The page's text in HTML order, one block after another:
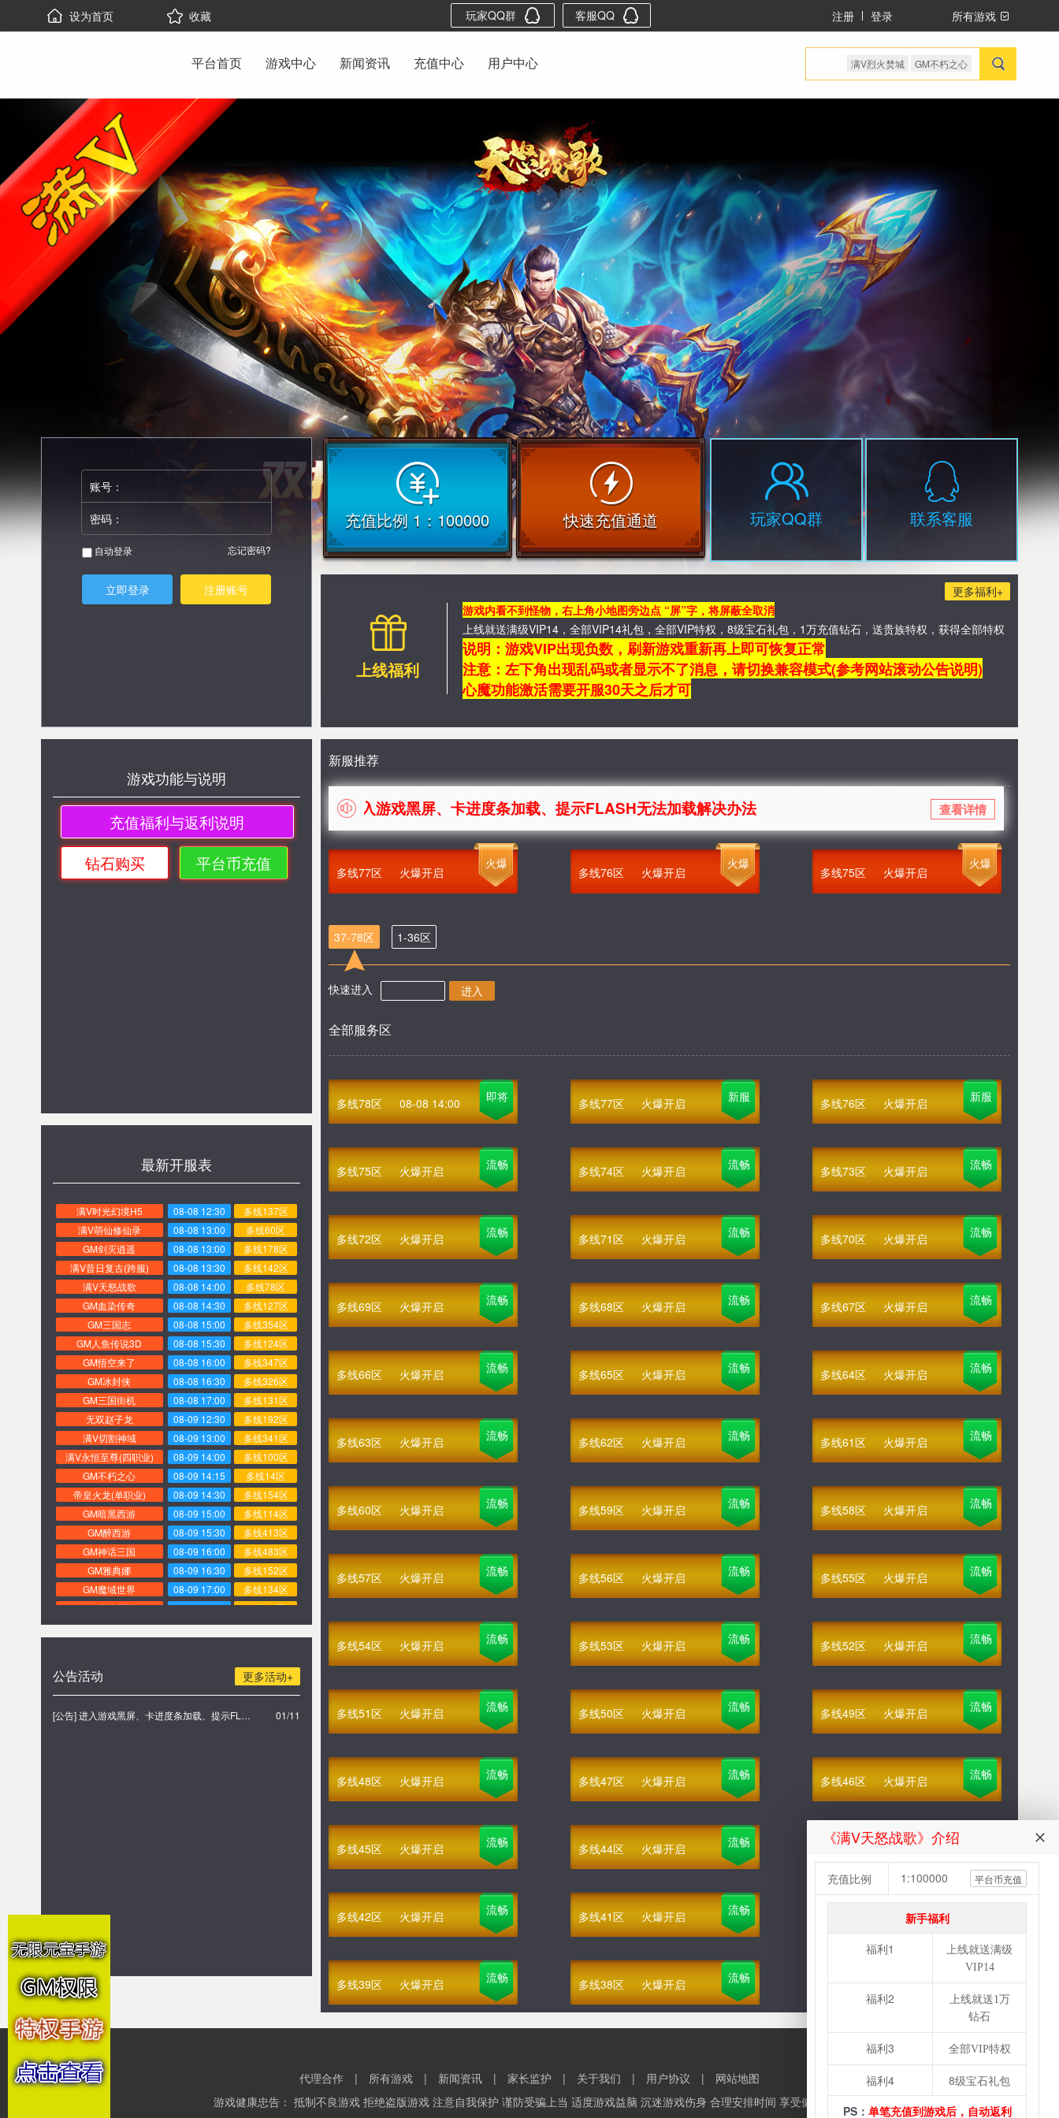
设为首页 收藏 玩家QQ群 客服QQ 所有游戏
注册 登录
平台首页 游戏中心 新闻资讯 充值中心 用户中心 满V烈火焚城 GM不朽之心
账号：
密码：
自动登录 忘记密码?
立即登录 注册账号
游戏功能与说明
充值福利与返利说明
钻石购买
平台币充值
最新开服表
满V时光幻境H5 08-08 12:30
多线137区
满V萌仙修仙录
08-08 13:00
多线60区
GM剑灭逍遥
08-08 13:00
多线178区
满V昔日复古(跨服)
08-08 13:30
多线142区
满V天怒战歌
08-08 14:00
多线78区
GM血染传奇
08-08 14:30
多线127区
GM三国志
08-08 15:00
多线354区
GM人鱼传说3D
08-08 15:30
多线124区
GM悟空来了
08-08 16:00
多线347区
GM冰封侠
08-08 16:30
多线326区
GM三国街机
08-08 17:00
多线131区
无双赵子龙
08-09 12:30
多线192区
满V切割神域
08-09 13:00
多线341区
满V永恒至尊(四职业)
08-09 14:00
多线100区
GM不朽之心
08-09 14:15
多线14区
帝皇火龙(单职业)
08-09 14:30
多线154区
GM暗黑西游
08-09 15:00
多线114区
GM醉西游
08-09 15:30
多线413区
GM神话三国
08-09 16:00
多线483区
GM雅典娜
08-09 16:30
多线152区
GM魔域世界
08-09 17:00
多线134区
GM赤焰无双
08-07 20:00
多线99区
GM秦美人
08-07 17:00
多线404区
多线343区
GM梦幻Q仙
多线127区
GM九阴九阳
08-07 15:00
多线672区
满V萌仙修仙录>> 点击进入游戏
满V永恒至尊(四职业)
更多活动+
公告活动
[公告] 进入游戏黑屏、卡进度条加载、提示FLASH无法加载解决办法 01/11
充值比例 1：100000 快速充值通道 玩家QQ群 联系客服
更多福利+
上线福利
游戏内看不到怪物，右上角小地图旁边点 “屏”字，将屏蔽全取消
上线就送满级VIP14，全部VIP14礼包，全部VIP特权，8级宝石礼包，1万充值钻石，送贵族特权，获得全部特权
说明：游戏VIP出现负数，刷新游戏重新再上即可恢复正常
注意：左下角出现乱码或者显示不了消息，请切换兼容模式(参考网站滚动公告说明)
心魔功能激活需要开服30天之后才可
新服推荐
进入游戏黑屏、卡进度条加载、提示FLASH无法加载解决办法 查看详情
多线77区 火爆开启
火爆
多线76区 火爆开启
火爆
多线75区 火爆开启
火爆
37-78区 1-36区
快速进入 进入
全部服务区
多线78区 08-08 14:00 即将 多线77区 火爆开启 新服 多线76区 火爆开启 新服
多线75区 火爆开启 流畅 多线74区 火爆开启 流畅 多线73区 火爆开启 流畅
多线72区 火爆开启 流畅 多线71区 火爆开启 流畅 多线70区 火爆开启 流畅
多线69区 火爆开启 流畅 多线68区 火爆开启 流畅 多线67区 火爆开启 流畅
多线66区 火爆开启 流畅 多线65区 火爆开启 流畅 多线64区 火爆开启 流畅
多线63区 火爆开启 流畅 多线62区 火爆开启 流畅 多线61区 火爆开启 流畅
多线60区 火爆开启 流畅 多线59区 火爆开启 流畅 多线58区 火爆开启 流畅
多线57区 火爆开启 流畅 多线56区 火爆开启 流畅 多线55区 火爆开启 流畅
多线54区 火爆开启 流畅 多线53区 火爆开启 流畅 多线52区 火爆开启 流畅
多线51区 火爆开启 流畅 多线50区 火爆开启 流畅 多线49区 火爆开启 流畅
多线48区 火爆开启 流畅 多线47区 火爆开启 流畅 多线46区 火爆开启 流畅
多线45区 火爆开启 流畅 多线44区 火爆开启 流畅 多线43区 火爆开启
多线42区 火爆开启 流畅 多线41区 火爆开启 流畅 火爆开启
多线39区 火爆开启 流畅 多线38区 火爆开启 流畅 多线37区 火爆开启
代理合作 | 所有游戏 | 新闻资讯 | 家长监护 | 关于我们 | 用户协议 |
网站地图
游戏健康忠告： 抵制不良游戏 拒绝盗版游戏 注意自我保护 谨防受骗上当 适度游戏益脑 沉迷游戏伤身 合理安排时间 享受健康生活
《满V天怒战歌》介绍
充值比例 1:100000 平台币充值
新手福利
福利1
上线就送满级
VIP14
福利2
上线就送1万
钻石
福利3 全部VIP特权
福利4
8级宝石礼包
PS： 单笔充值到游戏后，自动返利